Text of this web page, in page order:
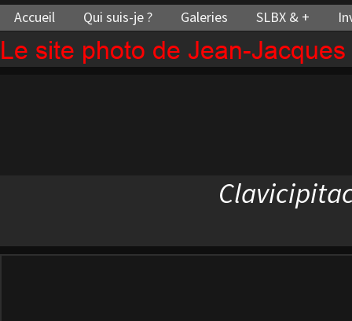
Le site photo de Jean-
Accueil Qui suis-je ? Galeries SLBX & +